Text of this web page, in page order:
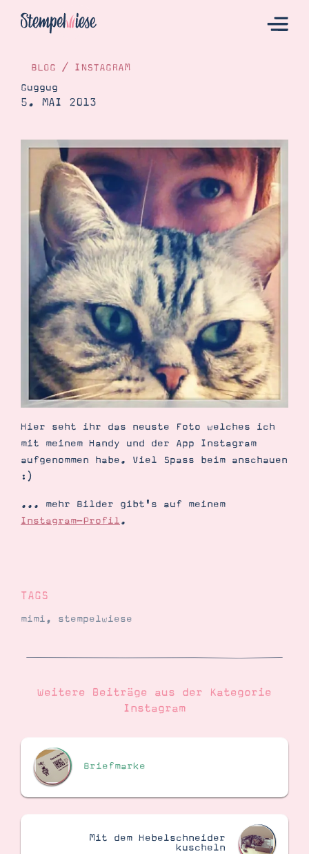
Katalog
Bestellen
Kontakt
Angebote
Demonstrator werden
Blog
Gutscheine
Produkte erklärt
Über mich
Über Stampin’ Up!
Ordnungstipps
BLOG / INSTAGRAM
Guggug
5. MAI 2013
Hier seht ihr das neuste Foto welches ich
mit meinem Handy und der App Instagram
aufgenommen habe. Viel Spass beim anschauen
:)
... mehr Bilder gibt's auf meinem
Instagram-Profil.
TAGS
mimi, stempelwiese
Weitere Beiträge aus der Kategorie
Instagram
Briefmarke
Mit dem Hebelschneider
kuscheln